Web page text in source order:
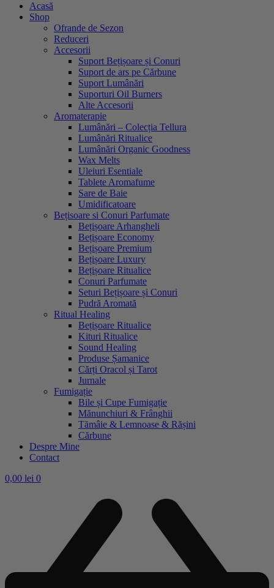
Acasă
Shop
Ofrande de Sezon
Reduceri
Accesorii
Suport Bețișoare și Conuri
Suport de ars pe Cărbune
Suport Lumânări
Suporturi Oil Burners
Alte Accesorii
Aromaterapie
Lumânări – Colecția Tellura
Lumânări Ritualice
Lumânări Organic Goodness
Wax Melts
Uleiuri Esentiale
Tablete Aromafume
Sare de Baie
Umidificatoare
Bețisoare si Conuri Parfumate
Bețișoare Arhangheli
Bețișoare Economy
Bețișoare Premium
Bețișoare Luxury
Bețișoare Ritualice
Conuri Parfumate
Seturi Bețișoare și Conuri
Pudră Aromată
Ritual Healing
Bețișoare Ritualice
Kituri Ritualice
Sound Healing
Produse Șamanice
Cărți Oracol și Tarot
Jurnale
Fumigație
Bile și Cupe Fumigație
Mănunchiuri & Frânghii
Tămâie & Lemnoase & Rășini
Cărbune
Despre Mine
Contact
0,00 lei 0